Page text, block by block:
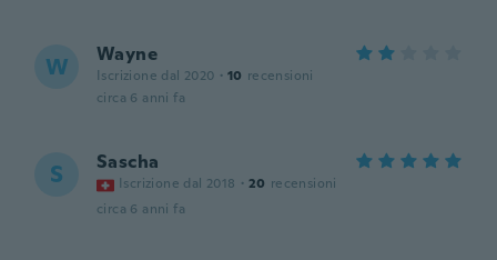
W Wayne
Iscrizione dal 2020 · 10 recensioni
circa 6 anni fa
S Sascha
Iscrizione dal 2018 · 20 recensioni
circa 6 anni fa